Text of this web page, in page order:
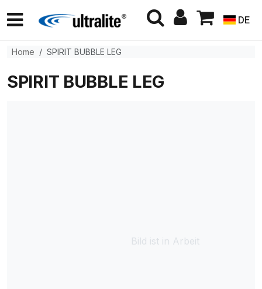
DE
Home SPIRIT BUBBLE LEG
SPIRIT BUBBLE LEG
Bild ist in Arbeit